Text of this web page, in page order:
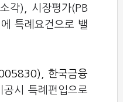
각), 시장평가(PB
특례요건으로 밸
,한국금융
공시 특례편입으로